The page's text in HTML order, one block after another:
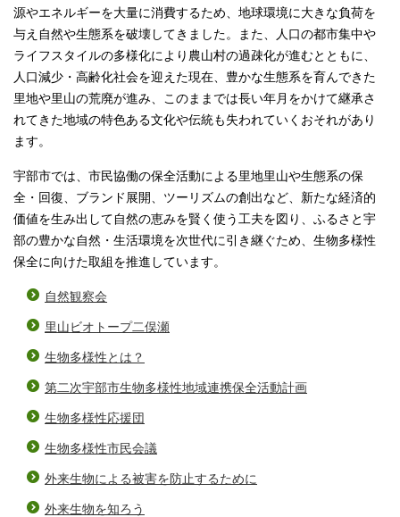
源やエネルギーを大量に消費するため、地球環境に大きな負荷を
与え自然や生態系を破壊してきました。また、人口の都市集中や
ライフスタイルの多様化により農山村の過疎化が進むとともに、
人口減少・高齢化社会を迎えた現在、豊かな生態系を育んできた
里地や里山の荒廃が進み、このままでは長い年月をかけて継承さ
れてきた地域の特色ある文化や伝統も失われていくおそれがあり
ます。
宇部市では、市民協働の保全活動による里地里山や生態系の保
全・回復、ブランド展開、ツーリズムの創出など、新たな経済的
価値を生み出して自然の恵みを賢く使う工夫を図り、ふるさと宇
部の豊かな自然・生活環境を次世代に引き継ぐため、生物多様性
保全に向けた取組を推進しています。
自然観察会
里山ビオトープ二俣瀬
生物多様性とは？
第二次宇部市生物多様性地域連携保全活動計画
生物多様性応援団
生物多様性市民会議
外来生物による被害を防止するために
外来生物を知ろう